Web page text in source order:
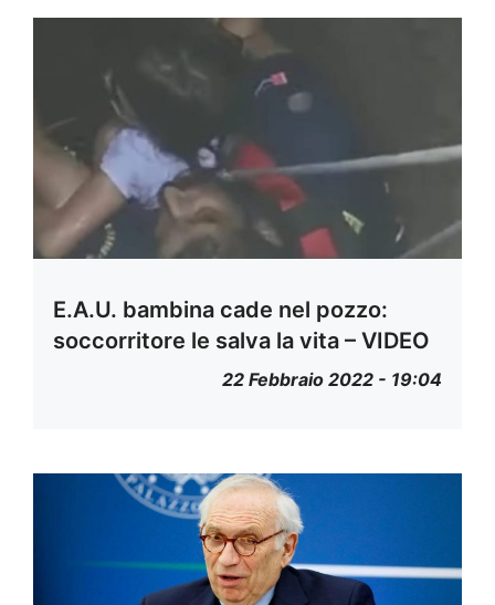
E.A.U. bambina cade nel pozzo:
soccorritore le salva la vita – VIDEO
22 Febbraio 2022 - 19:04